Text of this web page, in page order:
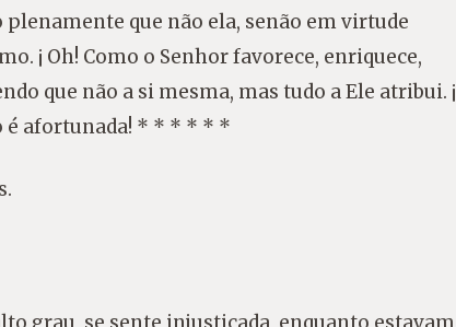
que não ela, senão em virtude
¡ Oh! Como o Senhor favorece, enriquece,
que não a si mesma, mas tudo a Ele atribui. ¡
é afortunada! * * * * * *
grau, se sente injustiçada, enquanto estavam